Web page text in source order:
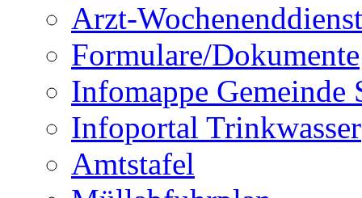
Arzt-
Formulare/Dokumente
Infomappe Gemeinde
Infoportal Trinkwasser
Amtstafel